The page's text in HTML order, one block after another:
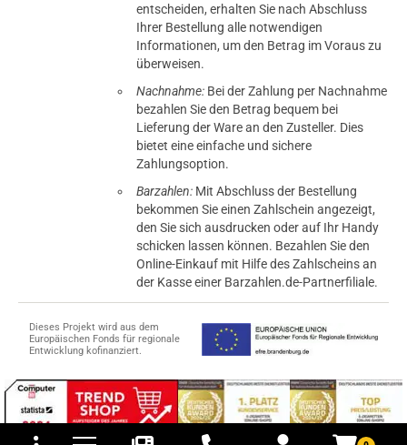
und Versandkosten
entscheiden, erhalten Sie nach Abschluss
Ihrer Bestellung alle notwendigen
Informationen, um den Betrag im Voraus zu
überweisen.
Nachnahme: Bei der Zahlung per Nachnahme
bezahlen Sie den Betrag bequem bei
Lieferung der Ware an den Zusteller. Dies
bietet eine einfache und sichere
Zahlungsoption.
Barzahlen: Mit Abschluss der Bestellung
bekommen Sie einen Zahlschein angezeigt,
den Sie sich ausdrucken oder auf Ihr Handy
schicken lassen können. Bezahlen Sie den
Online-Einkauf mit Hilfe des Zahlscheins an
der Kasse einer Barzahlen.de-Partnerfiliale.
Dieses Projekt wird aus dem
Europäischen Fonds für regionale
Entwicklung kofinanziert.